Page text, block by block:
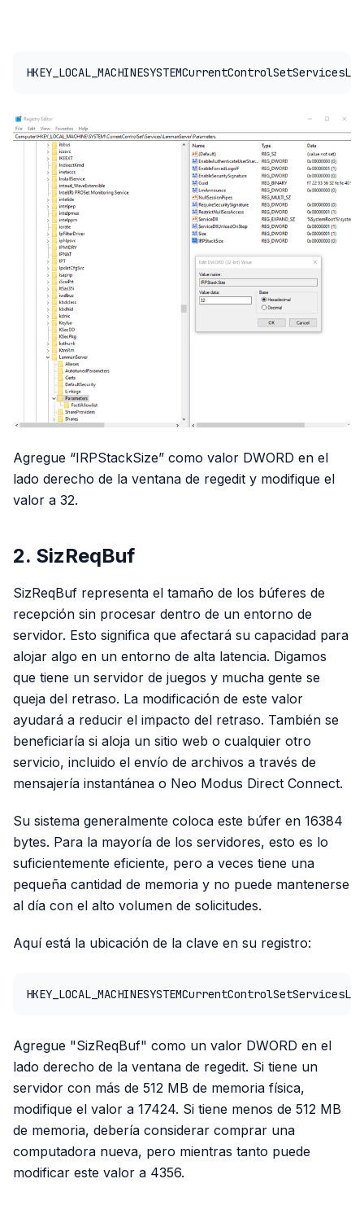
Agregue “IRPStackSize” como valor DWORD en el
lado derecho de la ventana de regedit y modifique el
valor a 32.
2. SizReqBuf
SizReqBuf representa el tamaño de los búferes de
recepción sin procesar dentro de un entorno de
servidor. Esto significa que afectará su capacidad para
alojar algo en un entorno de alta latencia. Digamos
que tiene un servidor de juegos y mucha gente se
queja del retraso. La modificación de este valor
ayudará a reducir el impacto del retraso. También se
beneficiaría si aloja un sitio web o cualquier otro
servicio, incluido el envío de archivos a través de
mensajería instantánea o Neo Modus Direct Connect.
Su sistema generalmente coloca este búfer en 16384
bytes. Para la mayoría de los servidores, esto es lo
suficientemente eficiente, pero a veces tiene una
pequeña cantidad de memoria y no puede mantenerse
al día con el alto volumen de solicitudes.
Aquí está la ubicación de la clave en su registro:
Agregue "SizReqBuf" como un valor DWORD en el
lado derecho de la ventana de regedit. Si tiene un
servidor con más de 512 MB de memoria física,
modifique el valor a 17424. Si tiene menos de 512 MB
de memoria, debería considerar comprar una
computadora nueva, pero mientras tanto puede
modificar este valor a 4356.